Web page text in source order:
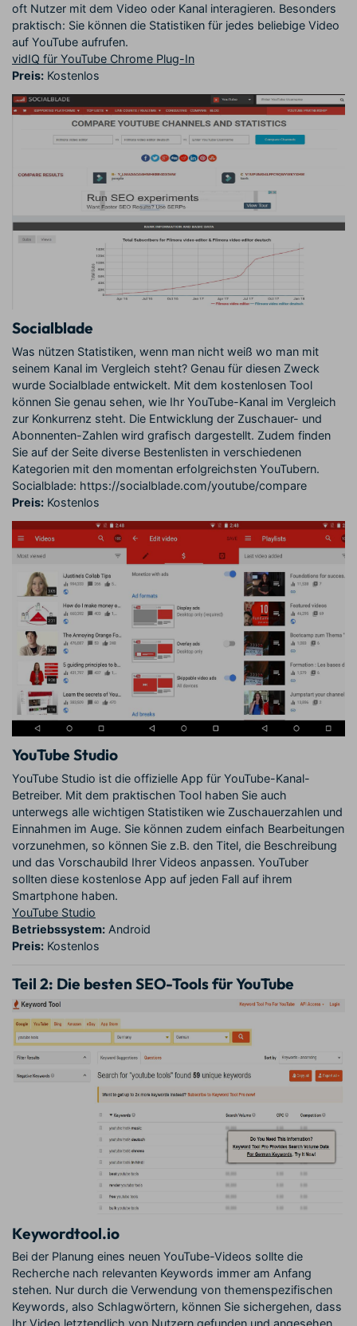
oft Nutzer mit dem Video oder Kanal interagieren. Besonders
praktisch: Sie können die Statistiken für jedes beliebige Video
auf YouTube aufrufen.
vidIQ für YouTube Chrome Plug-In
Preis: Kostenlos
Socialblade
Was nützen Statistiken, wenn man nicht weiß wo man mit
seinem Kanal im Vergleich steht? Genau für diesen Zweck
wurde Socialblade entwickelt. Mit dem kostenlosen Tool
können Sie genau sehen, wie Ihr YouTube-Kanal im Vergleich
zur Konkurrenz steht. Die Entwicklung der Zuschauer- und
Abonnenten-Zahlen wird grafisch dargestellt. Zudem finden
Sie auf der Seite diverse Bestenlisten in verschiedenen
Kategorien mit den momentan erfolgreichsten YouTubern.
Socialblade: https://socialblade.com/youtube/compare
Preis: Kostenlos
YouTube Studio
YouTube Studio ist die offizielle App für YouTube-Kanal-
Betreiber. Mit dem praktischen Tool haben Sie auch
unterwegs alle wichtigen Statistiken wie Zuschauerzahlen und
Einnahmen im Auge. Sie können zudem einfach Bearbeitungen
vorzunehmen, so können Sie z.B. den Titel, die Beschreibung
und das Vorschaubild Ihrer Videos anpassen. YouTuber
sollten diese kostenlose App auf jeden Fall auf ihrem
Smartphone haben.
YouTube Studio
Betriebssystem: Android
Preis: Kostenlos
Teil 2: Die besten SEO-Tools für YouTube
Keywordtool.io
Bei der Planung eines neuen YouTube-Videos sollte die
Recherche nach relevanten Keywords immer am Anfang
stehen. Nur durch die Verwendung von themenspezifischen
Keywords, also Schlagwörtern, können Sie sichergehen, dass
Ihr Video letztendlich von Nutzern gefunden und angesehen